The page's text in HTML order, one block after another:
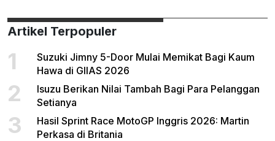
Artikel Terpopuler
1
Suzuki Jimny 5-Door Mulai Memikat Bagi Kaum
Hawa di GIIAS 2026
2
Isuzu Berikan Nilai Tambah Bagi Para Pelanggan
Setianya
3
Hasil Sprint Race MotoGP Inggris 2026: Martin
Perkasa di Britania